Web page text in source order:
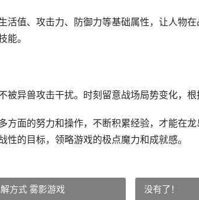
活值、攻击力、防御力等基础属性，让人物
能。
被异兽攻击干扰。时刻留意战场局势变化，根
方面的努力和操作，不断积累经验，才能在
性的目标，领略游戏的极点魔力和成就感。
方式 雾影游戏 没有了！